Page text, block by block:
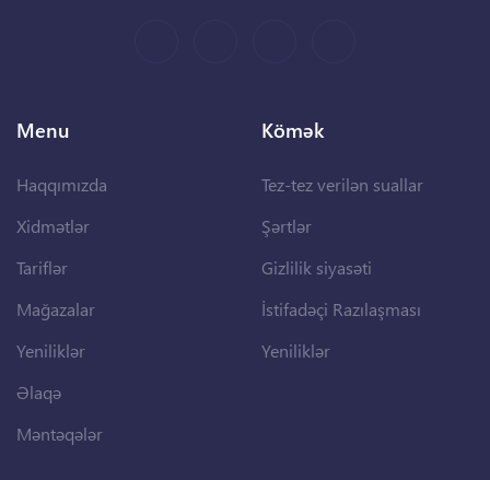
Menu
Haqqımızda
Xidmətlər
Tariflər
Mağazalar
Yeniliklər
Əlaqə
Məntəqələr
Kömək
Tez-tez verilən suallar
Şərtlər
Gizlilik siyasəti
İstifadəçi Razılaşması
Yeniliklər